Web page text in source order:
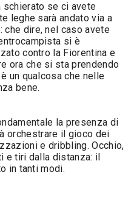
schierato se ci avete
leghe sarà andato via a
dire, nel caso avete
si è
contro la Fiorentina e
ora che si sta prendendo
un qualcosa che nelle
bene.
la presenza di
orchestrare il gioco dei
e dribbling. Occhio,
e tiri dalla distanza: il
in tanti modi.